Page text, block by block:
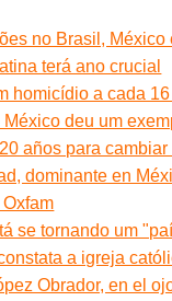
no Brasil, México
terá ano crucial
homicídio a cada
México deu um
años para
dominante en
se tornando um
a igreja
Obrador, en el